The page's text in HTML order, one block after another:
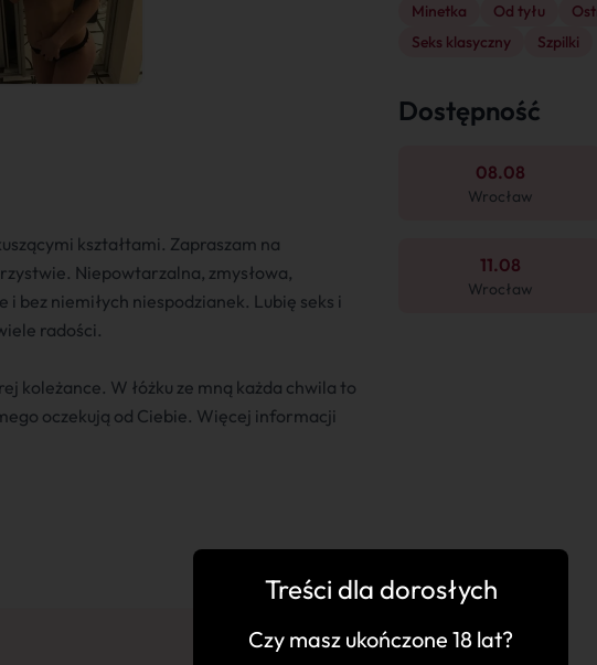
kształtami. Zapraszam na
Niepowtarzalna, zmysłowa,
bez niemiłych niespodzianek. Lubię seks i
radości.
koleżance. W łóżku ze mną każda chwila to
oczekują od Ciebie. Więcej informacji
Minetka
Od tyłu
Seks klasyczny
Szpilki
Dostępność
08.08
Wrocław
11.08
Wrocław
Treści dla dorosłych
Czy masz ukończone 18 lat?